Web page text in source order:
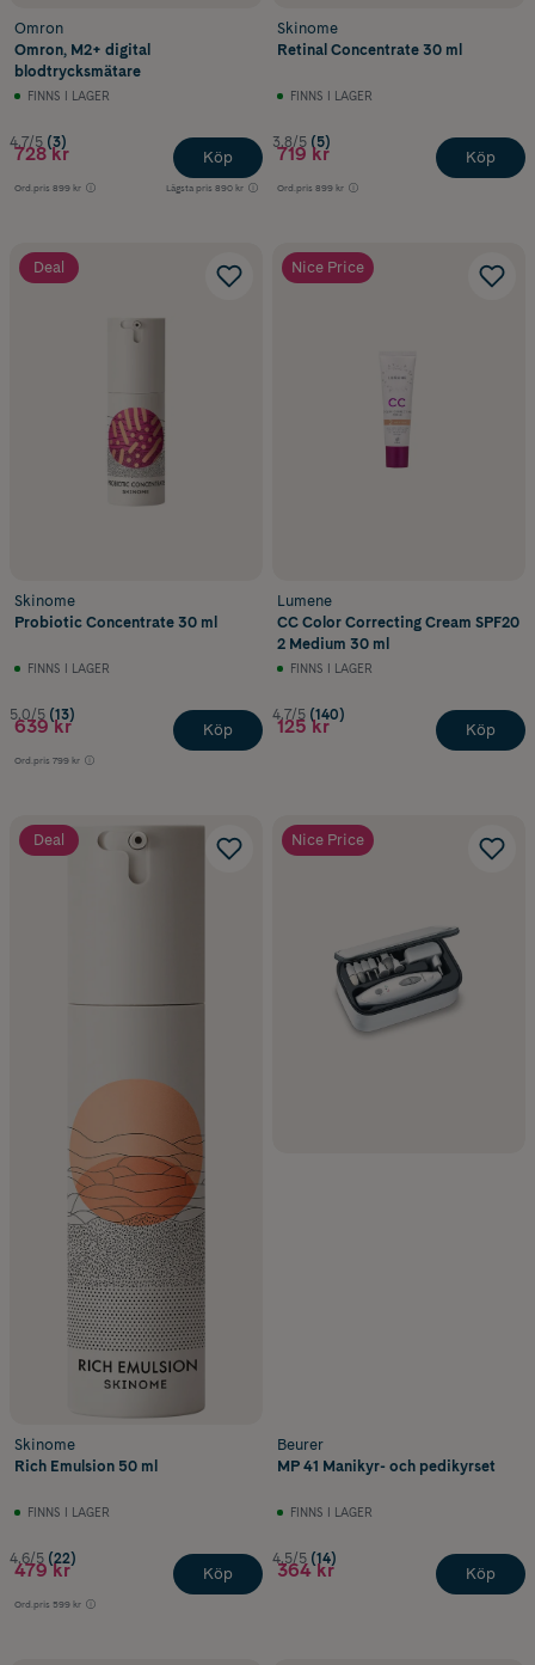
Omron
Omron, M2+ digital
blodtrycksmätare
FINNS I LAGER
4.7/5 (3)
728 kr
Ord.pris 899 kr Lägsta pris 890 kr
Köp
Skinome
Retinal Concentrate 30 ml
FINNS I LAGER
3.8/5 (5)
719 kr
Ord.pris 899 kr
Köp
Deal
Skinome
Probiotic Concentrate 30 ml
FINNS I LAGER
5.0/5 (13)
639 kr
Ord.pris 799 kr
Köp
Nice Price
Lumene
CC Color Correcting Cream SPF20
2 Medium 30 ml
FINNS I LAGER
4.7/5 (140)
125 kr Köp
Deal
Skinome
Rich Emulsion 50 ml
FINNS I LAGER
4.6/5 (22)
479 kr
Ord.pris 599 kr
Köp
Nice Price
Beurer
MP 41 Manikyr- och pedikyrset
FINNS I LAGER
4.5/5 (14)
364 kr Köp